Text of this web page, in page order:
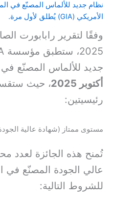
نظام جديد للألماس المصنّع في
الأمريكي (GIA) يُطلق لأول مرة.
جديد للألماس المصنّع في
أكتوبر 2025
، حيث
رئيسيتين:
مستوى ممتاز (شهادة عالية
تُمنح هذه الجائزة لعدد
عالي الجودة المصنّع في
للشروط التالية: